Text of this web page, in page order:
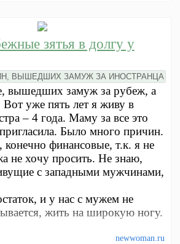
зятья в долгу у
ВЫШЕДШИХ ЗАМУЖ ЗА ИНОСТРАНЦА
вышедших замуж за рубеж, а
Вот уже пять лет я живу в
– 4 года. Маму за все это
Было много причин.
конечно финансовые, т.к. я не
не хочу просить. Не знаю,
с западными мужчинами,
и у нас с мужем не
жить на широкую ногу.
newwoman.ru